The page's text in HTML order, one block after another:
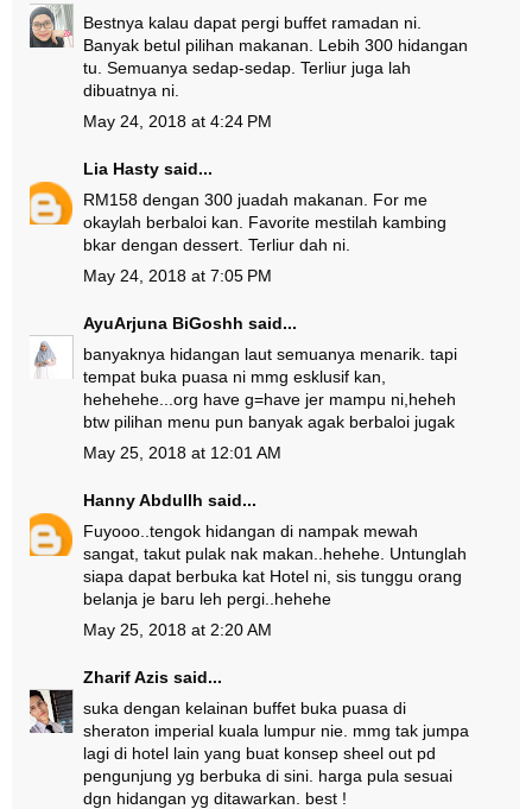
Bestnya kalau dapat pergi buffet ramadan ni.
Banyak betul pilihan makanan. Lebih 300 hidangan
tu. Semuanya sedap-sedap. Terliur juga lah
dibuatnya ni.
May 24, 2018 at 4:24 PM
Lia Hasty said...
RM158 dengan 300 juadah makanan. For me
okaylah berbaloi kan. Favorite mestilah kambing
bkar dengan dessert. Terliur dah ni.
May 24, 2018 at 7:05 PM
AyuArjuna BiGoshh said...
banyaknya hidangan laut semuanya menarik. tapi
tempat buka puasa ni mmg esklusif kan,
hehehehe...org have g=have jer mampu ni,heheh
btw pilihan menu pun banyak agak berbaloi jugak
May 25, 2018 at 12:01 AM
Hanny Abdullh said...
Fuyooo..tengok hidangan di nampak mewah
sangat, takut pulak nak makan..hehehe. Untunglah
siapa dapat berbuka kat Hotel ni, sis tunggu orang
belanja je baru leh pergi..hehehe
May 25, 2018 at 2:20 AM
Zharif Azis said...
suka dengan kelainan buffet buka puasa di
sheraton imperial kuala lumpur nie. mmg tak jumpa
lagi di hotel lain yang buat konsep sheel out pd
pengunjung yg berbuka di sini. harga pula sesuai
dgn hidangan yg ditawarkan. best !